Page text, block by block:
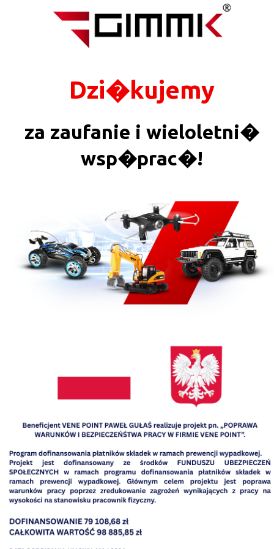
Dzi�kujemy
za zaufanie i wieloletni�
wsp�prac�!